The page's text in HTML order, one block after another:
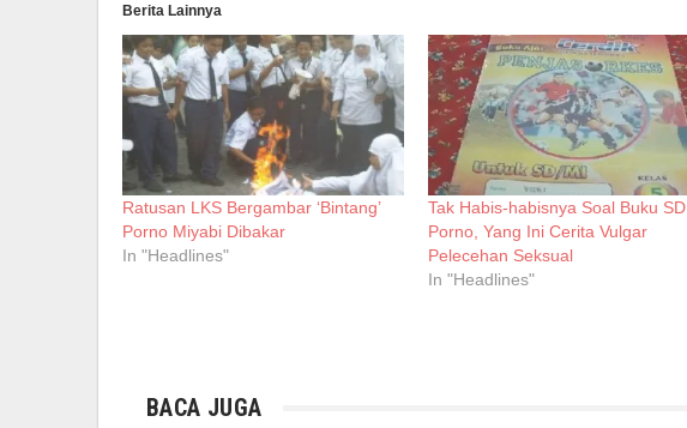
Berita Lainnya
Ratusan LKS Bergambar ‘Bintang’
Porno Miyabi Dibakar
In "Headlines"
Tak Habis-habisnya Soal Buku SD
Porno, Yang Ini Cerita Vulgar
Pelecehan Seksual
In "Headlines"
BACA JUGA